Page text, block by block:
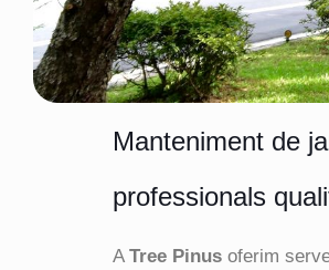
Manteniment de
professionals
A Tree Pinus oferim